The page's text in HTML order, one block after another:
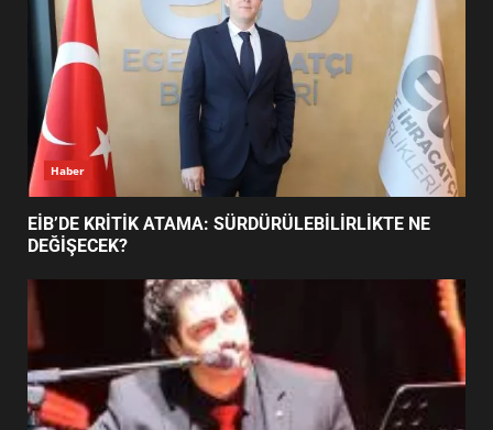
6
BURHANİYE SATRANÇ
TURNUVASI KAYITLARI NEYİ
DEĞİŞTİRİYOR?
BURHANİYE BELEDİYESPOR’DA
YENİ YÖNETİM NASIL
Haber
EİB’DE KRİTİK ATAMA: SÜRDÜRÜLEBİLİRLİKTE NE
DEĞİŞECEK?